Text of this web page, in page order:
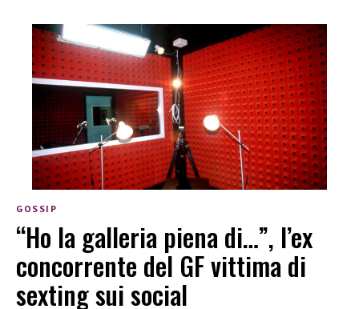
GOSSIP
“Ho la galleria piena di…”, l’ex
concorrente del GF vittima di
sexting sui social